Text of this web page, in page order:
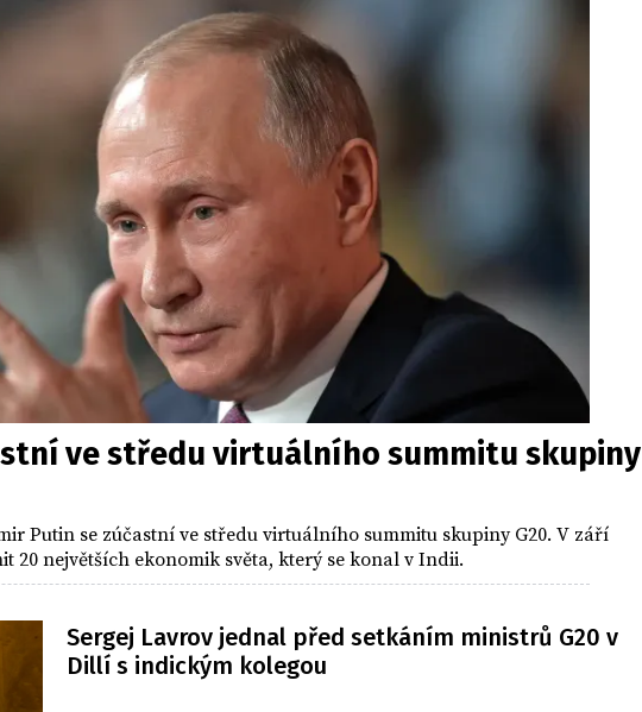
ve středu virtuálního summitu skupiny
Putin se zúčastní ve středu virtuálního summitu skupiny G20. V září
20 největších ekonomik světa, který se konal v Indii.
Sergej Lavrov jednal před setkáním ministrů G20 v
Dillí s indickým kolegou